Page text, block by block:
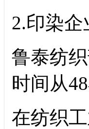
2.印染企
鲁泰纺
时间从
在纺织